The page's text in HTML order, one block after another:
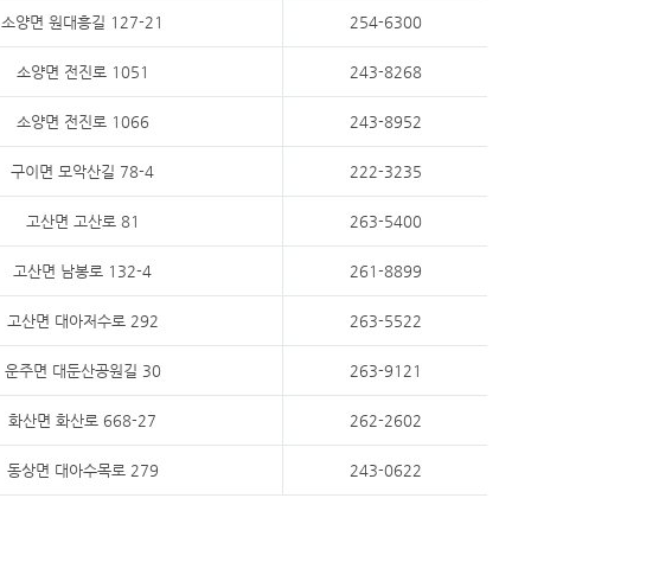
소양면 원대흥길 127-21 254-6300
소양면 전진로 1051 243-8268
소양면 전진로 1066 243-8952
구이면 모악산길 78-4 222-3235
고산면 고산로 81 263-5400
고산면 남봉로 132-4 261-8899
고산면 대아저수로 292 263-5522
운주면 대둔산공원길 30 263-9121
화산면 화산로 668-27 262-2602
동상면 대아수목로 279 243-0622